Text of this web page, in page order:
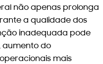
não apenas prolonga
a qualidade dos
inadequada pode
aumento do
mais